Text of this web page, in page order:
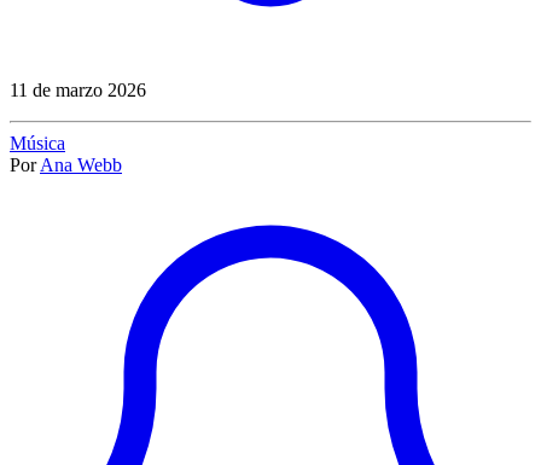
11 de marzo 2026
Música
Por Ana Webb